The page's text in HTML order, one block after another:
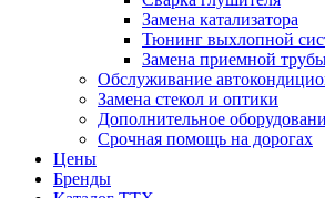
Замена катализатора
Тюнинг выхлопной
Замена приемной
Обслуживание
Замена стекол и оптики
Дополнительное
Срочная помощь на дорогах
Цены
Бренды